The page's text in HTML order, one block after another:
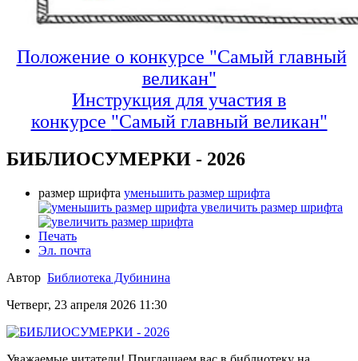
Положение о конкурсе "Самый главный
великан"
Инструкция для участия в
конкурсе "Самый главный великан"
БИБЛИОСУМЕРКИ - 2026
размер шрифта уменьшить размер шрифта
увеличить размер шрифта
Печать
Эл. почта
Автор Библиотека Дубинина
Четверг, 23 апреля 2026 11:30